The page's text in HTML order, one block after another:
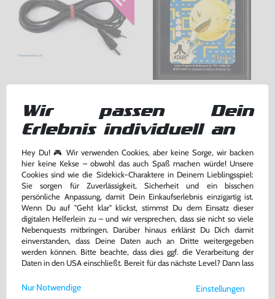
für MD1 / MS / SNES / NES / ATARI 2600 7800 / Jaguar / C64 / Sinclair, gebraucht
-75% bisher 7,99 €
2,00 €
Warenkorb
Modul, gebraucht
24,99 €
Warenkorb
-57%
Wir passen Dein
Erlebnis individuell an
Hey Du! 🎮 Wir verwenden Cookies, aber keine Sorge, wir backen
hier keine Kekse – obwohl das auch Spaß machen würde! Unsere
Cookies sind wie die Sidekick-Charaktere in Deinem Lieblingsspiel:
Sie sorgen für Zuverlässigkeit, Sicherheit und ein bisschen
persönliche Anpassung, damit Dein Einkaufserlebnis einzigartig ist.
Wenn Du auf "Geht klar" klickst, stimmst Du dem Einsatz dieser
digitalen Helferlein zu – und wir versprechen, dass sie nicht so viele
Nebenquests mitbringen. Darüber hinaus erklärst Du Dich damit
einverstanden, dass Deine Daten auch an Dritte weitergegeben
werden können. Bitte beachte, dass dies ggf. die Verarbeitung der
Daten in den USA einschließt. Bereit für das nächste Level? Dann lass
Weitere Informationen zu den von uns verwendeten Cookies und
Einstellungen
Nur Notwendige